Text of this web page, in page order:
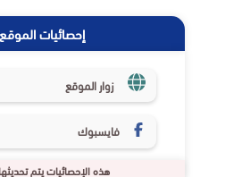
إحصائيات الموقع
زوار الموقع
فايسبوك
هذه الإحصائيات يتم